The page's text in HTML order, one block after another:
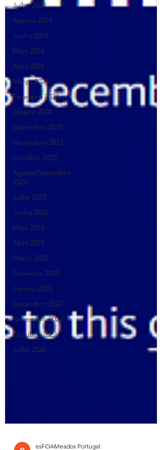
Julho 2024
Agosto 2024
Junho 2024
Maio 2024
Abril 2024
Março 2024
Fevereiro 2024
Janeiro 2024
Dezembro 2023
Novembro 2023
Outubro 2023
Agosto/Setembro
2023
Julho 2023
Junho 2023
Maio 2023
Abril 2023
Março 2023
Fevereiro 2023
Janeiro 2023
Dezembro 2022
Novembro 2022
Outubro 2022
Julho 2026